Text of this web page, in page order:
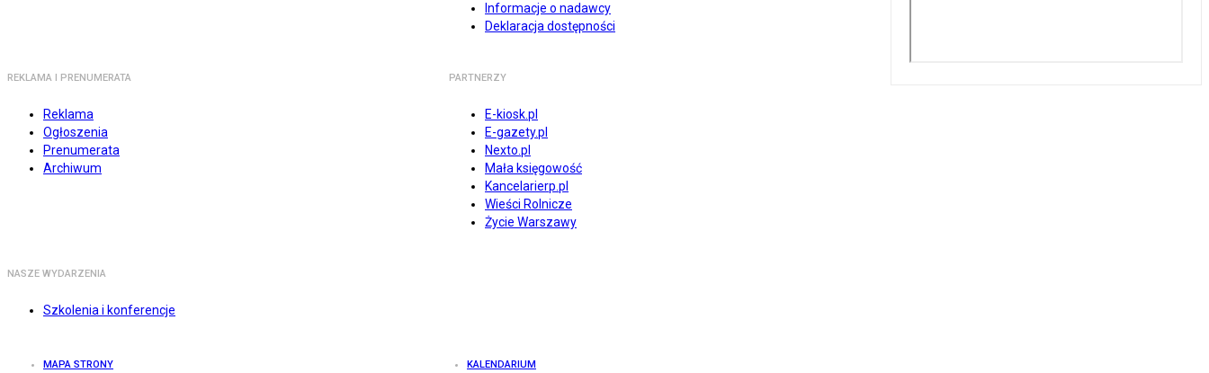
Informacje o nadawcy
Deklaracja dostępności
REKLAMA I PRENUMERATA
Reklama
Ogłoszenia
Prenumerata
Archiwum
PARTNERZY
E-kiosk.pl
E-gazety.pl
Nexto.pl
Mała księgowość
Kancelarierp.pl
Wieści Rolnicze
Życie Warszawy
NASZE WYDARZENIA
Szkolenia i konferencje
MAPA STRONY KALENDARIUM